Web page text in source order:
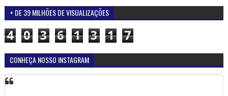
+ DE 39 MILHÕES DE VISUALIZAÇÕES
4 0 3 6 1 3 1 7
CONHEÇA NOSSO INSTAGRAM